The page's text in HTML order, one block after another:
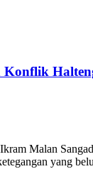
Konflik
Malan
yang